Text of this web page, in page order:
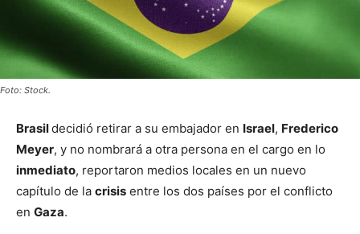
Foto: Stock.
Brasildecidió retirar a su embajador en Israel, Frederico
Meyer, y no nombrará a otra persona en el cargo en lo
inmediato, reportaron medios locales en un nuevo
capítulo de la crisis entre los dos países por el conflicto
en Gaza.